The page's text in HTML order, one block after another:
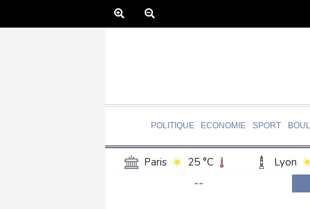
POLITIQUE ECONOMIE SPORT
Paris 25 °C Lyon
Luxembourg
--